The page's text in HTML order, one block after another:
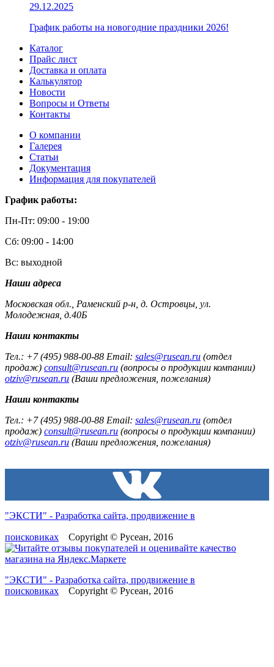
29.12.2025
График работы на новогодние праздники 2026!
Каталог
Прайс лист
Доставка и оплата
Калькулятор
Новости
Вопросы и Ответы
Контакты
О компании
Галерея
Статьи
Документация
Информация для покупателей
График работы:
Пн-Пт: 09:00 - 19:00
Сб: 09:00 - 14:00
Вс: выходной
Наши адреса
Московская обл., Раменский р-н, д. Островцы, ул.
Молодежная, д.40Б
Наши контакты
Тел.: +7 (495) 988-00-88 Email: sales@rusean.ru (отдел
продаж) consult@rusean.ru (вопросы о продукции компании)
otziv@rusean.ru (Ваши предложения, пожелания)
Наши контакты
Тел.: +7 (495) 988-00-88 Email: sales@rusean.ru (отдел
продаж) consult@rusean.ru (вопросы о продукции компании)
otziv@rusean.ru (Ваши предложения, пожелания)
"ЭКСТИ" - Разработка сайта, продвижение в
поисковиках Copyright © Русеан, 2016
"ЭКСТИ" - Разработка сайта, продвижение в
поисковиках Copyright © Русеан, 2016